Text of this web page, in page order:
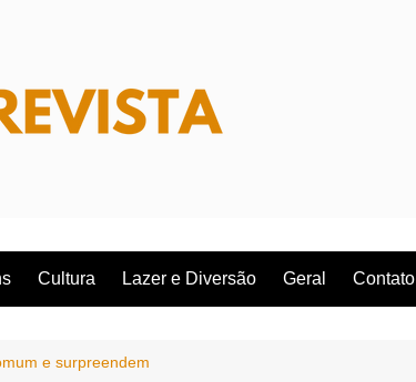
Cultura Lazer e Diversão Geral Contato
e surpreendem